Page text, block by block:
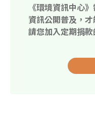
《環境資訊中心
資訊公開普及，
請您加入定期捐